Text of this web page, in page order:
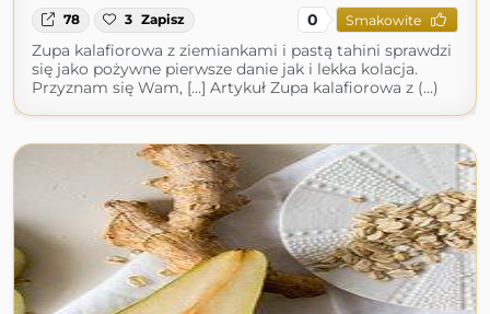
78 3 Zapisz 0 Smakowite
Zupa kalafiorowa z ziemiankami i pastą tahini sprawdzi
się jako pożywne pierwsze danie jak i lekka kolacja.
Przyznam się Wam, […] Artykuł Zupa kalafiorowa z (...)